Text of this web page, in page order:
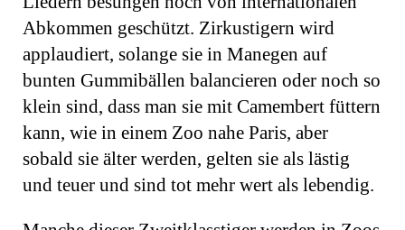
Abkommen geschützt. Zirkustigern wird
applaudiert, solange sie in Manegen auf
bunten Gummibällen balancieren oder noch so
klein sind, dass man sie mit Camembert füttern
kann, wie in einem Zoo nahe Paris, aber
sobald sie älter werden, gelten sie als lästig
und teuer und sind tot mehr wert als lebendig.